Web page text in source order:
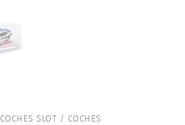
COCHES SLOT/ COCHES